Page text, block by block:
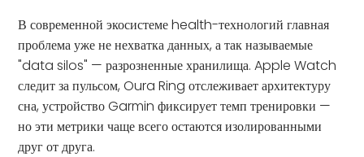
В современной экосистеме health-технологий главная
проблема уже не нехватка данных, а так называемые
"data silos" — разрозненные хранилища. Apple Watch
следит за пульсом, Oura Ring отслеживает архитектуру
сна, устройство Garmin фиксирует темп тренировки —
но эти метрики чаще всего остаются изолированными
друг от друга.